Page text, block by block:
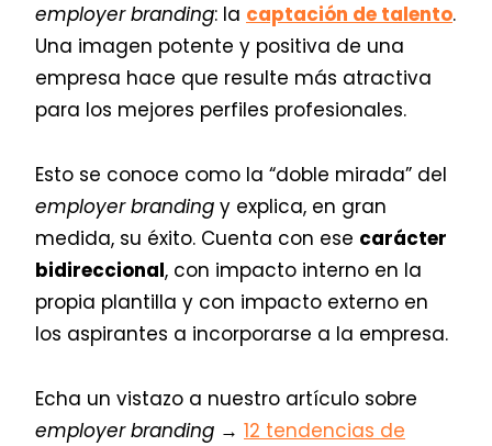
employer branding: la captación de talento.
Una imagen potente y positiva de una
empresa hace que resulte más atractiva
para los mejores perfiles profesionales.
Esto se conoce como la “doble mirada” del
employer branding y explica, en gran
medida, su éxito. Cuenta con ese carácter
bidireccional, con impacto interno en la
propia plantilla y con impacto externo en
los aspirantes a incorporarse a la empresa.
Echa un vistazo a nuestro artículo sobre
employer branding → 12 tendencias de